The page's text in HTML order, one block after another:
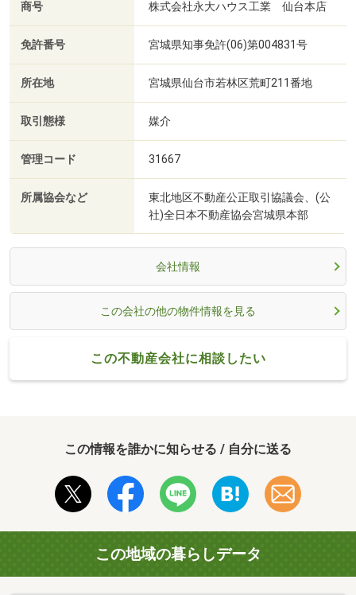
商号 株式会社永大ハウス工業 仙台本店
免許番号 宮城県知事免許(06)第004831号
所在地 宮城県仙台市若林区荒町211番地
取引態様 媒介
管理コード 31667
所属協会など
東北地区不動産公正取引協議会、(公
社)全日本不動産協会宮城県本部
会社情報
この会社の他の物件情報を見る
この不動産会社に相談したい
この情報を誰かに知らせる / 自分に送る
この地域の暮らしデータ